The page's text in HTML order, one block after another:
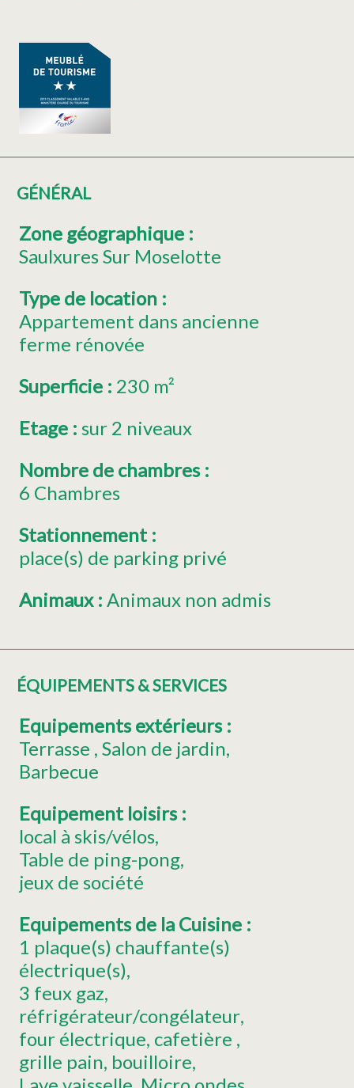
GÉNÉRAL
Zone géographique :
Saulxures Sur Moselotte
Type de location :
Appartement dans ancienne
ferme rénovée
Superficie : 230 m²
Etage : sur 2 niveaux
Nombre de chambres :
6 Chambres
Stationnement :
place(s) de parking privé
Animaux : Animaux non admis
ÉQUIPEMENTS & SERVICES
Equipements extérieurs :
Terrasse Salon de jardin
Barbecue
Equipement loisirs :
local à skis/vélos
Table de ping-pong
jeux de société
Equipements de la Cuisine :
1 plaque(s) chauffante(s)
électrique(s)
3 feux gaz
réfrigérateur/congélateur
four électrique cafetière
grille pain bouilloire